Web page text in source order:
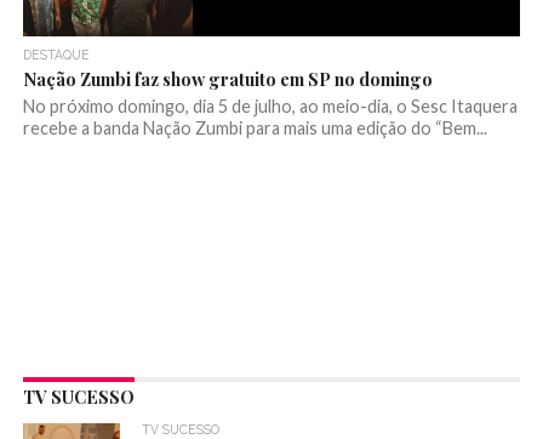
DESTAQUE
Nação Zumbi faz show gratuito em SP no domingo
No próximo domingo, dia 5 de julho, ao meio-dia, o Sesc Itaquera
recebe a banda Nação Zumbi para mais uma edição do “Bem...
TV SUCESSO
TV SUCESSO